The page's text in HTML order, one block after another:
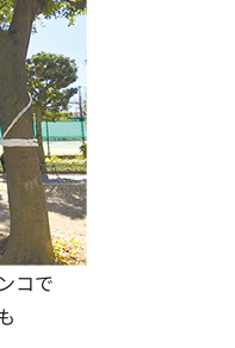
コで